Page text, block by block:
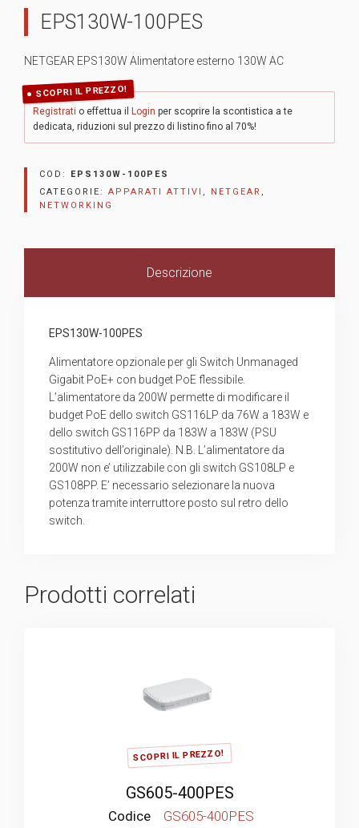
EPS130W-100PES
NETGEAR EPS130W Alimentatore esterno 130W AC
SCOPRI IL PREZZO!
Registrati o effettua il Login per scoprire la scontistica a te
dedicata, riduzioni sul prezzo di listino fino al 70%!
COD: EPS130W-100PES
CATEGORIE: APPARATI ATTIVI , NETGEAR ,
NETWORKING
Descrizione
EPS130W-100PES
Alimentatore opzionale per gli Switch Unmanaged
Gigabit PoE+ con budget PoE flessibile.
L’alimentatore da 200W permette di modificare il
budget PoE dello switch GS116LP da 76W a 183W e
dello switch GS116PP da 183W a 183W (PSU
sostitutivo dell’originale). N.B. L’alimentatore da
200W non e’ utilizzabile con gli switch GS108LP e
GS108PP. E’ necessario selezionare la nuova
potenza tramite interruttore posto sul retro dello
switch.
Prodotti correlati
SCOPRI IL PREZZO!
GS605-400PES
Codice
GS605-400PES